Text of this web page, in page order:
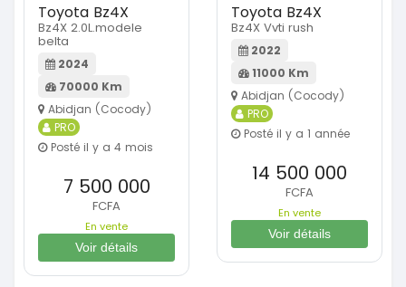
Toyota Bz4X
Bz4X 2.0L.modele
belta
2024
70000 Km
Abidjan (Cocody)
PRO
Posté il y a 4 mois
7 500 000
FCFA
En vente
Voir détails
Toyota Bz4X
Bz4X Vvti rush
2022
11000 Km
Abidjan (Cocody)
PRO
Posté il y a 1 année
14 500 000
FCFA
En vente
Voir détails